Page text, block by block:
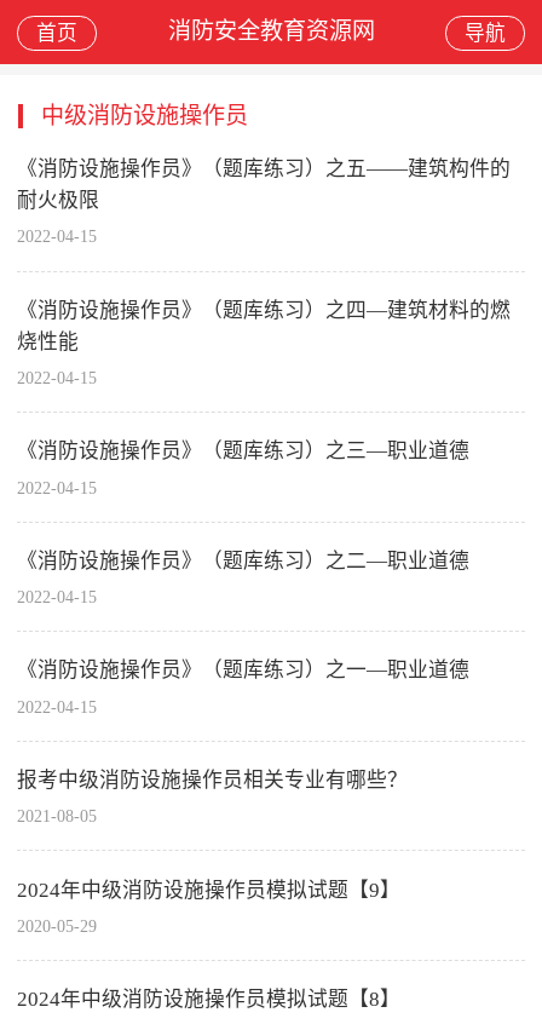
首页 消防安全教育资源网 导航
中级消防设施操作员
《消防设施操作员》（题库练习）之五——建筑构件的
耐火极限
2022-04-15
《消防设施操作员》（题库练习）之四—建筑材料的燃
烧性能
2022-04-15
《消防设施操作员》（题库练习）之三—职业道德
2022-04-15
《消防设施操作员》（题库练习）之二—职业道德
2022-04-15
《消防设施操作员》（题库练习）之一—职业道德
2022-04-15
报考中级消防设施操作员相关专业有哪些？
2021-08-05
2024年中级消防设施操作员模拟试题【9】
2020-05-29
2024年中级消防设施操作员模拟试题【8】